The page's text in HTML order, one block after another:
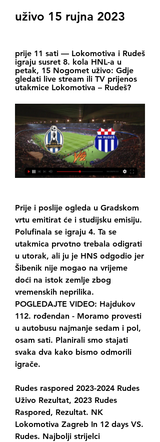
uživo 15 rujna 2023
prije 11 sati — Lokomotiva i Rudeš
igraju susret 8. kola HNL-a u
petak, 15 Nogomet uživo: Gdje
gledati live stream ili TV prijenos
utakmice Lokomotiva – Rudeš?
Prije i poslije ogleda u Gradskom
vrtu emitirat će i studijsku emisiju.
Polufinala se igraju 4. Ta se
utakmica prvotno trebala odigrati
u utorak, ali ju je HNS odgodio jer
Šibenik nije mogao na vrijeme
doći na istok zemlje zbog
vremenskih neprilika.
POGLEDAJTE VIDEO: Hajdukov
112. rođendan - Moramo provesti
u autobusu najmanje sedam i pol,
osam sati. Planirali smo stajati
svaka dva kako bismo odmorili
igrače.
Rudes raspored 2023-2024 Rudes
Uživo Rezultat, 2023 Rudes
Raspored, Rezultat. NK
Lokomotiva Zagreb In 12 days VS.
Rudes. Najbolji strijelci